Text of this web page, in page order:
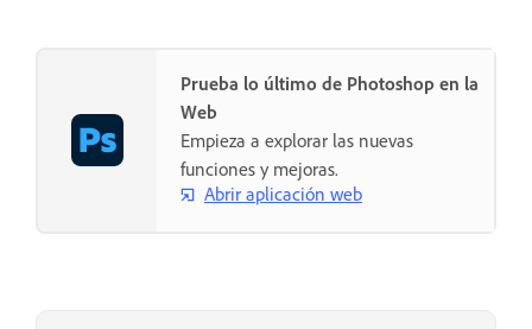
Prueba lo último de Photoshop en la
Web
Empieza a explorar las nuevas
funciones y mejoras.
Abrir aplicación web